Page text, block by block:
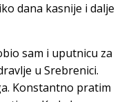
dana kasnije i dalje
sam i uputnicu za
u Srebrenici.
Konstantno pratim